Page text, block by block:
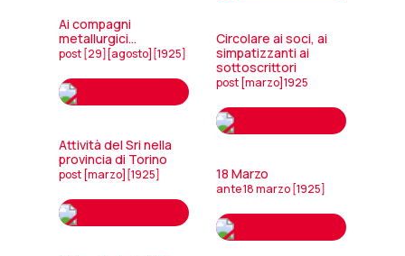
Ai compagni
metallurgici...
post [29][agosto][1925]
Circolare ai soci, ai
simpatizzanti ai
sottoscrittori
post [marzo]1925
Attività del Sri nella
provincia di Torino
post [marzo][1925] 18 Marzo
ante 18 marzo [1925]